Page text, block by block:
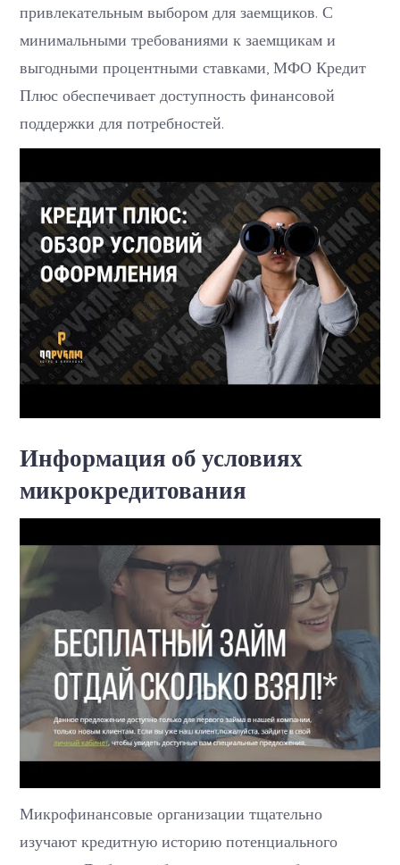
привлекательным выбором для заемщиков. С
минимальными требованиями к заемщикам и
выгодными процентными ставками, МФО Кредит
Плюс обеспечивает доступность финансовой
поддержки для потребностей.
Информация об условиях
микрокредитования
Микрофинансовые организации тщательно
изучают кредитную историю потенциального